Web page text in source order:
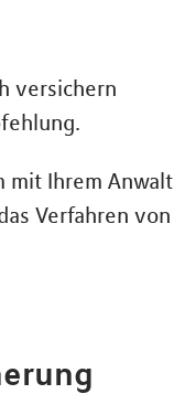
versichern
mit Ihrem Anwalt
Verfahren von